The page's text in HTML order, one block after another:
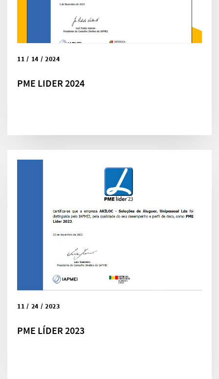
11 / 14 / 2024
PME LIDER 2024
11 / 24 / 2023
PME LÍDER 2023